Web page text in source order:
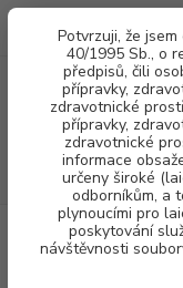
Potvrzuji, že
40/1995 Sb., o
předpisů, čili
přípravky,
zdravotnické
přípravky,
zdravotnické
informace
určeny široké
odborníkům, a
plynoucími pro
poskytování
návštěvnosti
(Po-Pá, 8-16 hod.)
CHIRURGIE
W&H S-11 nesvětelný